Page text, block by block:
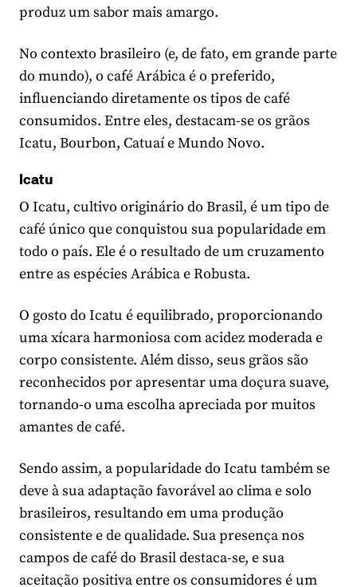
produz um sabor mais amargo.
No contexto brasileiro (e, de fato, em grande parte
do mundo), o café Arábica é o preferido,
influenciando diretamente os tipos de café
consumidos. Entre eles, destacam-se os grãos
Icatu, Bourbon, Catuaí e Mundo Novo.
Icatu
O Icatu, cultivo originário do Brasil, é um tipo de
café único que conquistou sua popularidade em
todo o país. Ele é o resultado de um cruzamento
entre as espécies Arábica e Robusta.
O gosto do Icatu é equilibrado, proporcionando
uma xícara harmoniosa com acidez moderada e
corpo consistente. Além disso, seus grãos são
reconhecidos por apresentar uma doçura suave,
tornando-o uma escolha apreciada por muitos
amantes de café.
Sendo assim, a popularidade do Icatu também se
deve à sua adaptação favorável ao clima e solo
brasileiros, resultando em uma produção
consistente e de qualidade. Sua presença nos
campos de café do Brasil destaca-se, e sua
aceitação positiva entre os consumidores é um